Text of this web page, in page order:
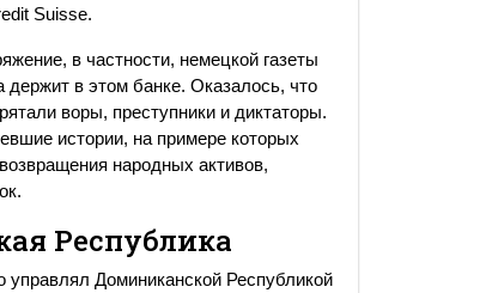
Suisse.
в частности, немецкой газеты
держит в этом банке. Оказалось, что
воры, преступники и диктаторы.
истории, на примере которых
народных активов,
Республика
Доминиканской Республикой